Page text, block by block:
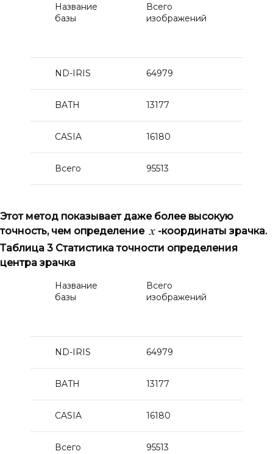
Название
базы
Всего
изображений
ND-IRIS 64979
BATH 13177
CASIA 16180
Всего 95513
Этот метод показывает даже более высокую
точность, чем определение
-координаты зрачка.
Таблица 3 Статистика точности определения
центра зрачка
Название
базы
Всего
изображений
ND-IRIS 64979
BATH 13177
CASIA 16180
Всего 95513